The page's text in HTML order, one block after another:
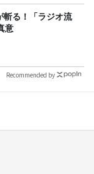
斬る！「ラジオ流
意
Recommended by